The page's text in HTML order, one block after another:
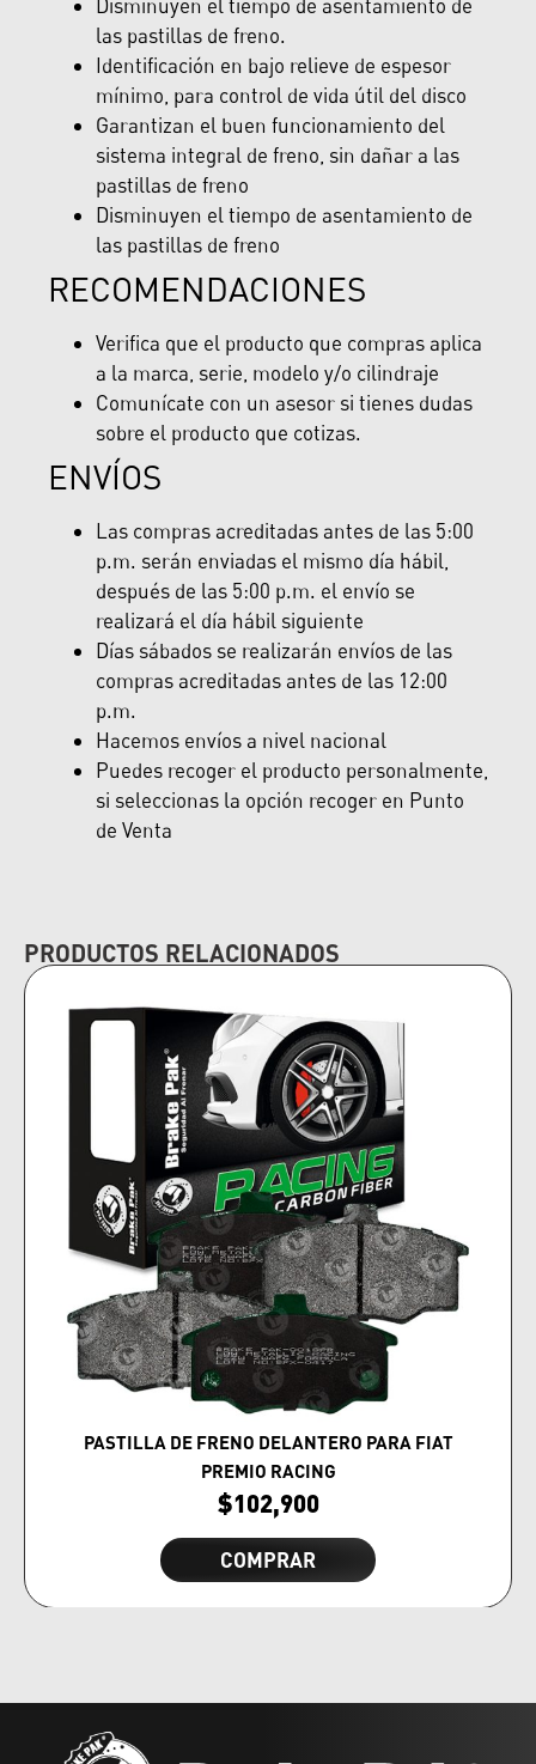
las pastillas de freno.
Identificación en bajo relieve de espesor
mínimo, para control de vida útil del disco
Garantizan el buen funcionamiento del
sistema integral de freno, sin dañar a las
pastillas de freno
Disminuyen el tiempo de asentamiento de
las pastillas de freno
RECOMENDACIONES
Verifica que el producto que compras aplica
a la marca, serie, modelo y/o cilindraje
Comunícate con un asesor si tienes dudas
sobre el producto que cotizas.
ENVÍOS
Las compras acreditadas antes de las 5:00
p.m. serán enviadas el mismo día hábil,
después de las 5:00 p.m. el envío se
realizará el día hábil siguiente
Días sábados se realizarán envíos de las
compras acreditadas antes de las 12:00
p.m.
Hacemos envíos a nivel nacional
Puedes recoger el producto personalmente,
si seleccionas la opción recoger en Punto
de Venta
PRODUCTOS RELACIONADOS
PASTILLA DE FRENO DELANTERO PARA FIAT
PREMIO RACING
$102,900
COMPRAR